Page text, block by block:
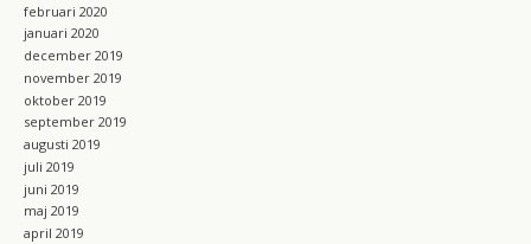
februari 2020
januari 2020
december 2019
november 2019
oktober 2019
september 2019
augusti 2019
juli 2019
juni 2019
maj 2019
april 2019